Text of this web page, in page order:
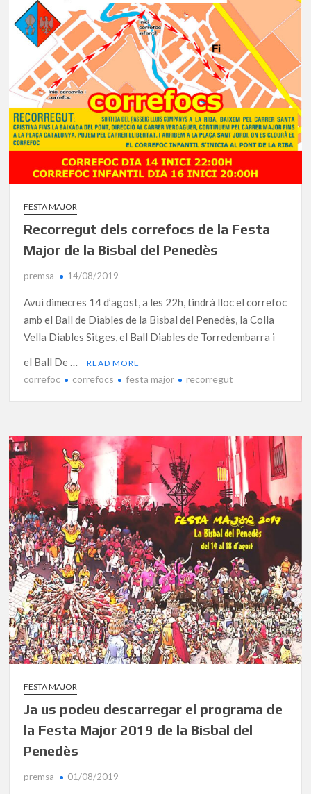
FESTA MAJOR
Recorregut dels correfocs de la Festa
Major de la Bisbal del Penedès
premsa 14/08/2019
Avui dimecres 14 d’agost, a les 22h, tindrà lloc el correfoc
amb el Ball de Diables de la Bisbal del Penedès, la Colla
Vella Diables Sitges, el Ball Diables de Torredembarra i
el Ball De …
READ MORE
correfoc correfocs festa major recorregut
FESTA MAJOR
Ja us podeu descarregar el programa de
la Festa Major 2019 de la Bisbal del
Penedès
premsa 01/08/2019